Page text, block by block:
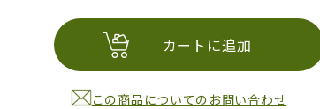
カートに追加
この商品についてのお問い合わせ